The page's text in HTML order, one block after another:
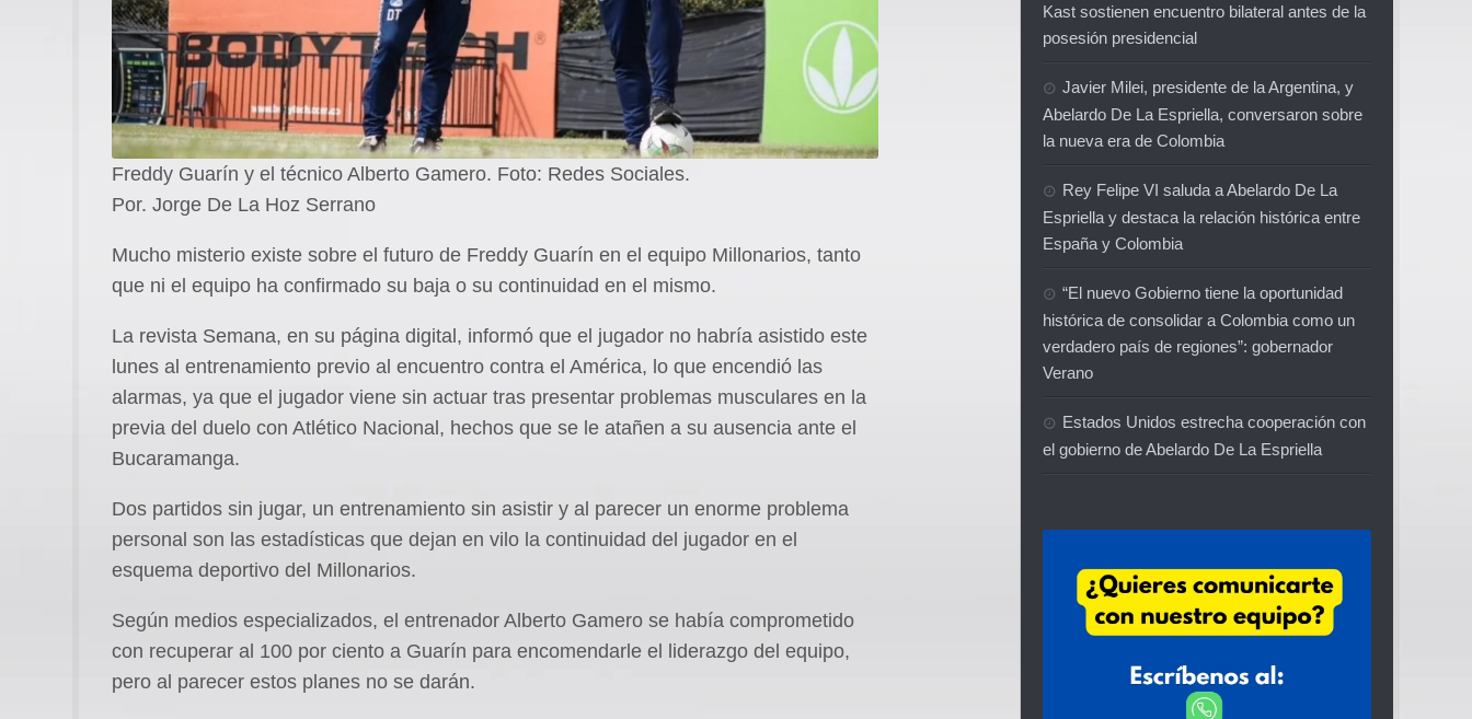
Freddy Guarín y el técnico Alberto Gamero. Foto: Redes Sociales.
Por. Jorge De La Hoz Serrano
Mucho misterio existe sobre el futuro de Freddy Guarín en el equipo Millonarios, tanto
que ni el equipo ha confirmado su baja o su continuidad en el mismo.
La revista Semana, en su página digital, informó que el jugador no habría asistido este
lunes al entrenamiento previo al encuentro contra el América, lo que encendió las
alarmas, ya que el jugador viene sin actuar tras presentar problemas musculares en la
previa del duelo con Atlético Nacional, hechos que se le atañen a su ausencia ante el
Bucaramanga.
Dos partidos sin jugar, un entrenamiento sin asistir y al parecer un enorme problema
personal son las estadísticas que dejan en vilo la continuidad del jugador en el
esquema deportivo del Millonarios.
Según medios especializados, el entrenador Alberto Gamero se había comprometido
con recuperar al 100 por ciento a Guarín para encomendarle el liderazgo del equipo,
pero al parecer estos planes no se darán.
Kast sostienen encuentro bilateral antes de la
posesión presidencial
Javier Milei, presidente de la Argentina, y
Abelardo De La Espriella, conversaron sobre
la nueva era de Colombia
Rey Felipe VI saluda a Abelardo De La
Espriella y destaca la relación histórica entre
España y Colombia
“El nuevo Gobierno tiene la oportunidad
histórica de consolidar a Colombia como un
verdadero país de regiones”: gobernador
Verano
Estados Unidos estrecha cooperación con
el gobierno de Abelardo De La Espriella